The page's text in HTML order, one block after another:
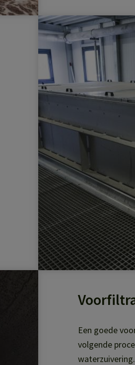
Een goede
volgende